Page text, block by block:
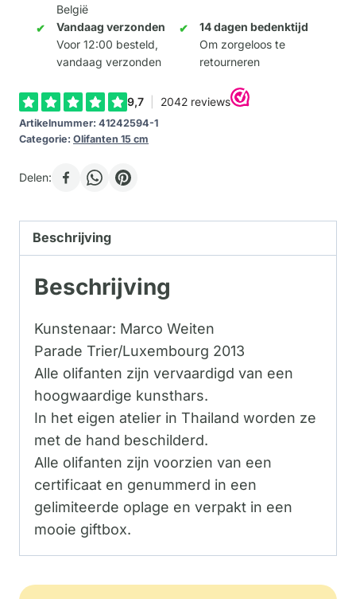
België
Vandaag verzonden
Voor 12:00 besteld,
vandaag verzonden
14 dagen bedenktijd
Om zorgeloos te
retourneren
Artikelnummer: 41242594-1
Categorie: Olifanten 15 cm
Delen:
Beschrijving
Beschrijving
Kunstenaar: Marco Weiten
Parade Trier/Luxembourg 2013
Alle olifanten zijn vervaardigd van een
hoogwaardige kunsthars.
In het eigen atelier in Thailand worden ze
met de hand beschilderd.
Alle olifanten zijn voorzien van een
certificaat en genummerd in een
gelimiteerde oplage en verpakt in een
mooie giftbox.